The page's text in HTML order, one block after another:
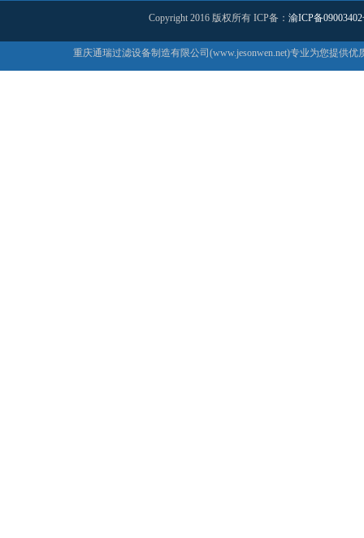
Copyright 2016 版权所有 ICP备： 渝ICP备
重庆通瑞过滤设备制造有限公司(www.jesonwen.net)专业为您提供优